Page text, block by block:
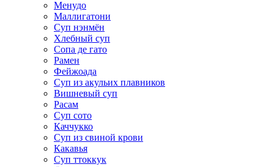
Менудо
Маллигатони
Суп нэнмён
Хлебный суп
Сопа де гато
Рамен
Фейжоада
Суп из акульих плавников
Вишневый суп
Расам
Суп сото
Каччукко
Суп из свиной крови
Какавья
Суп ттоккук